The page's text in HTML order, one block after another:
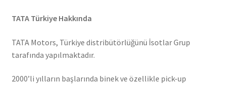
TATA Türkiye Hakkında
TATA Motors, Türkiye distribütörlüğünü İsotlar Grup
tarafında yapılmaktadır.
2000’li yılların başlarında binek ve özellikle pick-up